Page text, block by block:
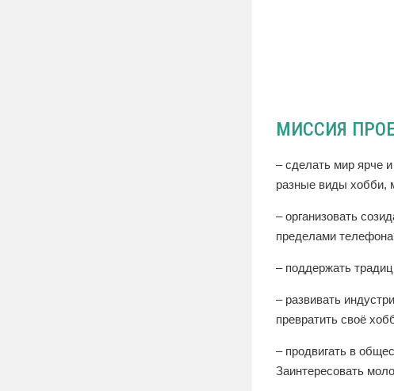
МИССИЯ
– сделать мир ярче
разные виды хобби,
– организовать
пределами
– поддержать
– развивать
превратить своё
– продвигать в
Заинтересовать